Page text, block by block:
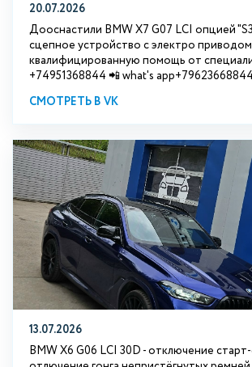
20.07.2026
Дооснастили BMW Х7 G07 LCI опцией
сцепное устройство с электро
квалифицированную помощь от
+74951368844 📲 what's
СМОТРЕТЬ В VK
13.07.2026
BMW X6 G06 LCI 30D - отключение